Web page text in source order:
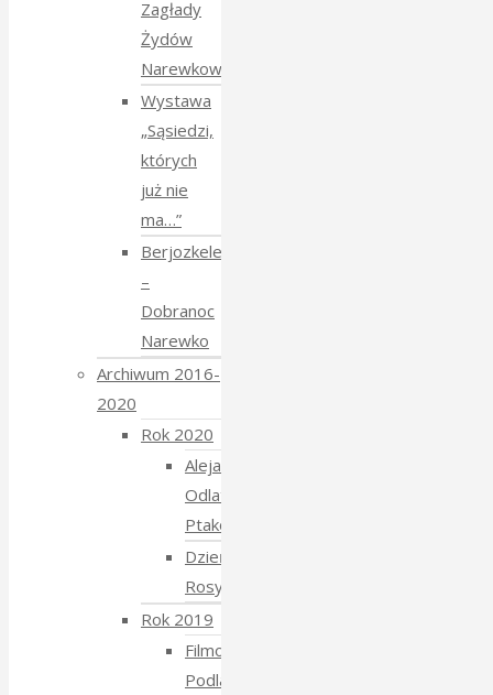
Zagłady
Żydów
Narewkowskich
Wystawa
„Sąsiedzi,
których
już nie
ma…”
Berjozkele
–
Dobranoc
Narewko
Archiwum 2016-
2020
Rok 2020
Aleja
Odlatujących
Ptaków
Dzień
Rosyjski
Rok 2019
Filmowe
Podlasie